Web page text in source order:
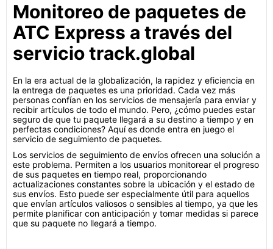
Monitoreo de paquetes de
ATC Express a través del
servicio track.global
En la era actual de la globalización, la rapidez y eficiencia en
la entrega de paquetes es una prioridad. Cada vez más
personas confían en los servicios de mensajería para enviar y
recibir artículos de todo el mundo. Pero, ¿cómo puedes estar
seguro de que tu paquete llegará a su destino a tiempo y en
perfectas condiciones? Aquí es donde entra en juego el
servicio de seguimiento de paquetes.
Los servicios de seguimiento de envíos ofrecen una solución a
este problema. Permiten a los usuarios monitorear el progreso
de sus paquetes en tiempo real, proporcionando
actualizaciones constantes sobre la ubicación y el estado de
sus envíos. Esto puede ser especialmente útil para aquellos
que envían artículos valiosos o sensibles al tiempo, ya que les
permite planificar con anticipación y tomar medidas si parece
que su paquete no llegará a tiempo.